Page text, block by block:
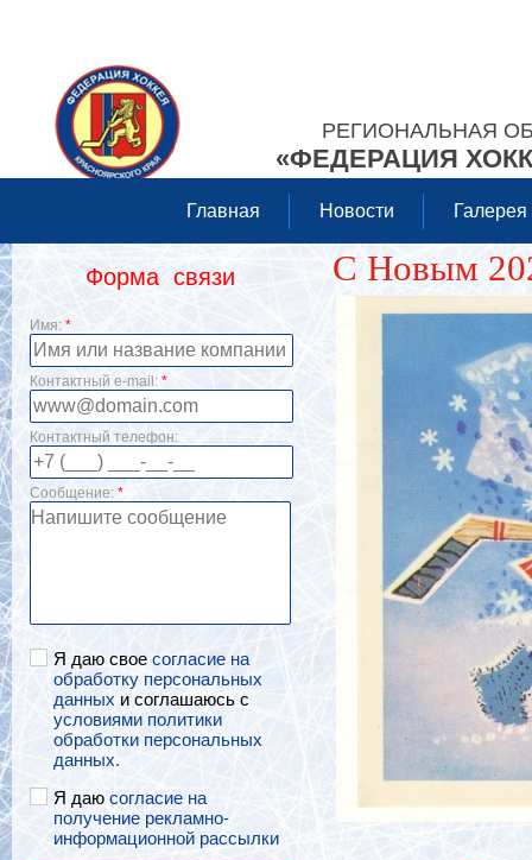
РЕГИОНАЛЬНАЯ
«ФЕДЕРАЦИЯ
Главная Новости Галерея
Форма связи
Имя: *
Контактный e-mail: *
Контактный телефон:
Сообщение: *
Я даю свое согласие на
обработку персональных
данных и соглашаюсь с
условиями политики
обработки персональных
данных.
Я даю согласие на
получение рекламно-
информационной рассылки
С Новым